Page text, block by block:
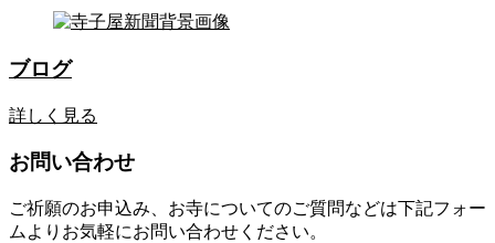
ブログ
詳しく見る
お問い合わせ
ご祈願のお申込み、お寺についてのご質問などは下記フォー
ムよりお気軽にお問い合わせください。